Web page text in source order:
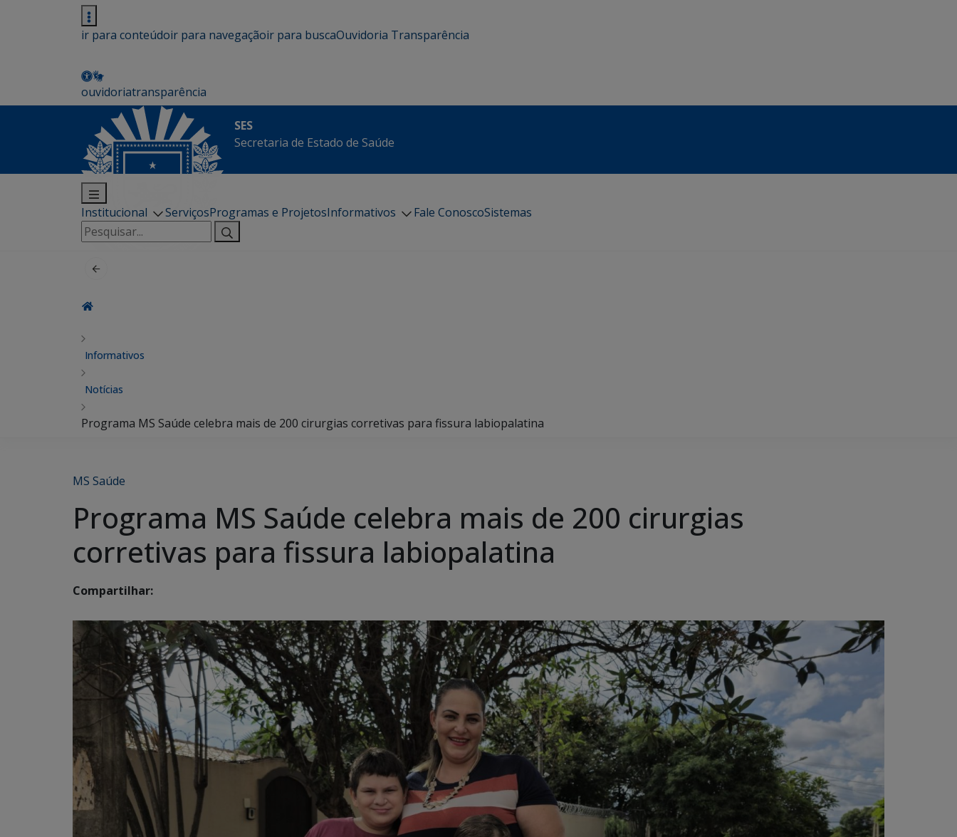
ir para conteúdoir para navegaçãoir para buscaOuvidoria Transparência
ouvidoriatransparência
SES
Secretaria de Estado de Saúde
Institucional ServiçosProgramas e ProjetosInformativos Fale ConoscoSistemas
Pesquisar
por:
Informativos
Notícias
Programa MS Saúde celebra mais de 200 cirurgias corretivas para fissura labiopalatina
MS Saúde
Programa MS Saúde celebra mais de 200 cirurgias
corretivas para fissura labiopalatina
Compartilhar: